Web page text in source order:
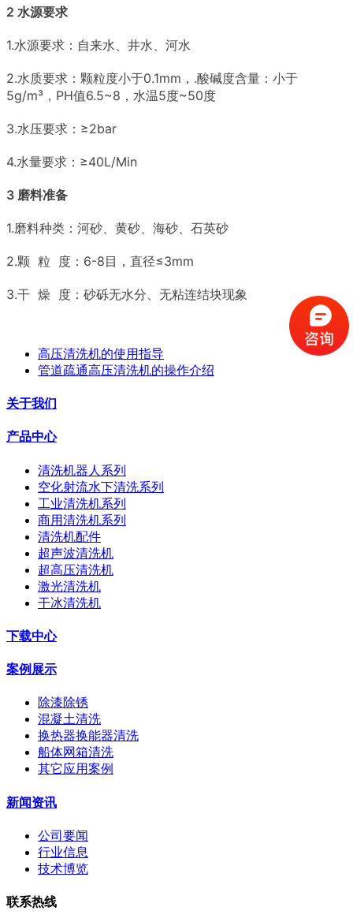
2 水源要求
1.水源要求：自来水、井水、河水
2.水质要求：颗粒度小于0.1mm，.酸碱度含量：小于
5g/m³，PH值6.5~8，水温5度~50度
3.水压要求：≥2bar
4.水量要求：≥40L/Min
3 磨料准备
1.磨料种类：河砂、黄砂、海砂、石英砂
2.颗 粒 度：6-8目，直径≤3mm
3.干 燥 度：砂砾无水分、无粘连结块现象
高压清洗机的使用指导
管道疏通高压清洗机的操作介绍
关于我们
产品中心
清洗机器人系列
空化射流水下清洗系列
工业清洗机系列
商用清洗机系列
清洗机配件
超声波清洗机
超高压清洗机
激光清洗机
干冰清洗机
下载中心
案例展示
除漆除锈
混凝土清洗
换热器换能器清洗
船体网箱清洗
其它应用案例
新闻资讯
公司要闻
行业信息
技术博览
联系热线